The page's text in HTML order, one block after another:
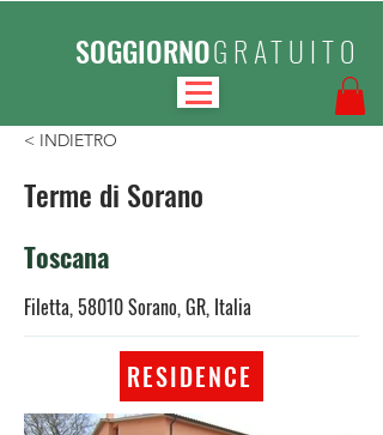
SOGGIORNOGRATUITO
< INDIETRO
Terme di Sorano
Toscana
Filetta, 58010 Sorano, GR, Italia
RESIDENCE